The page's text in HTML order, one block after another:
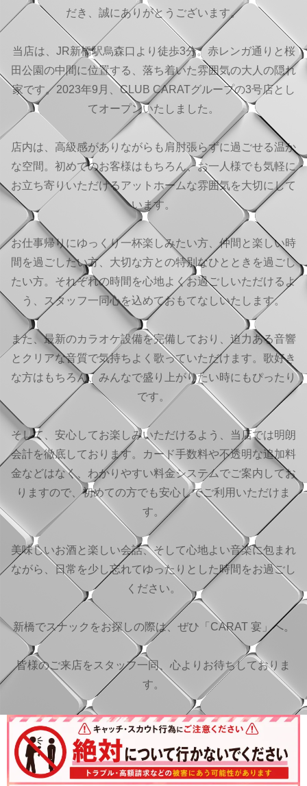
だき、誠にありがとうございます。
当店は、JR新橋駅烏森口より徒歩3分。赤レンガ通りと桜
田公園の中間に位置する、落ち着いた雰囲気の大人の隠れ
家です。2023年9月、CLUB CARATグループの3号店とし
てオープンいたしました。
店内は、高級感がありながらも肩肘張らずに過ごせる温か
な空間。初めてのお客様はもちろん、お一人様でも気軽に
お立ち寄りいただけるアットホームな雰囲気を大切にして
います。
お仕事帰りにゆっくり一杯楽しみたい方、仲間と楽しい時
間を過ごしたい方、大切な方との特別なひとときを過ごし
たい方。それぞれの時間を心地よくお過ごしいただけるよ
う、スタッフ一同心を込めておもてなしいたします。
また、最新のカラオケ設備を完備しており、迫力ある音響
とクリアな音質で気持ちよく歌っていただけます。歌好き
な方はもちろん、みんなで盛り上がりたい時にもぴったり
です。
そして、安心してお楽しみいただけるよう、当店では明朗
会計を徹底しております。カード手数料や不透明な追加料
金などはなく、わかりやすい料金システムでご案内してお
りますので、初めての方でも安心してご利用いただけま
す。
美味しいお酒と楽しい会話、そして心地よい音楽に包まれ
ながら、日常を少し忘れてゆったりとした時間をお過ごし
ください。
新橋でスナックをお探しの際は、ぜひ「CARAT 宴」へ。
皆様のご来店をスタッフ一同、心よりお待ちしておりま
す。